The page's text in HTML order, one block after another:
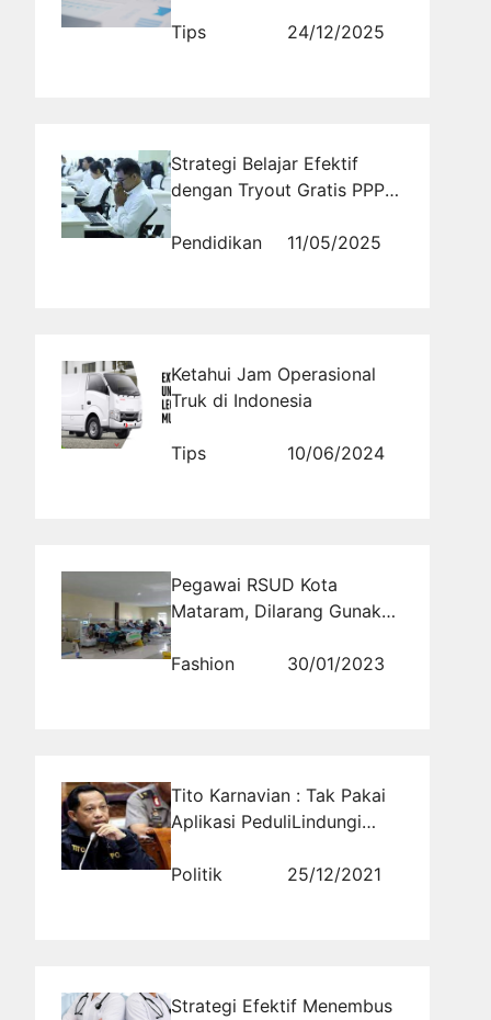
2026
Tips 24/12/2025
Strategi Belajar Efektif
dengan Tryout Gratis PPPK
Pendidikan
11/05/2025
Ketahui Jam Operasional
Truk di Indonesia
Tips 10/06/2024
Pegawai RSUD Kota
Mataram, Dilarang Gunakan
Fashion
30/01/2023
Tito Karnavian : Tak Pakai
Aplikasi PeduliLindungi
Politik
25/12/2021
Strategi Efektif Menembus